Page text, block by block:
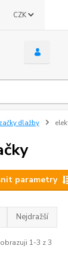
CZK
dlažby
parametry
Nejdražší
1-3 z 3